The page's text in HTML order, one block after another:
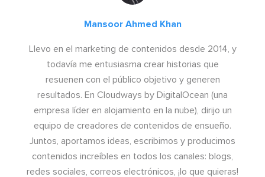
Mansoor Ahmed Khan
Llevo en el marketing de contenidos desde 2014, y
todavía me entusiasma crear historias que
resuenen con el público objetivo y generen
resultados. En Cloudways by DigitalOcean (una
empresa líder en alojamiento en la nube), dirijo un
equipo de creadores de contenidos de ensueño.
Juntos, aportamos ideas, escribimos y producimos
contenidos increíbles en todos los canales: blogs,
redes sociales, correos electrónicos, ¡lo que quieras!